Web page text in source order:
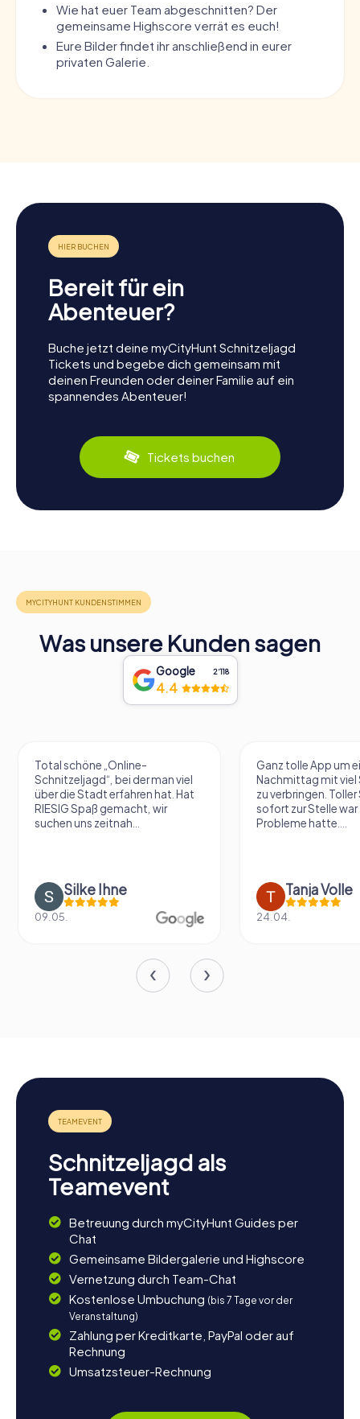
Wie hat euer Team abgeschnitten? Der
gemeinsame Highscore verrät es euch!
Eure Bilder findet ihr anschließend in eurer
privaten Galerie.
Bereit für ein
Abenteuer?
Buche jetzt deine myCityHunt Schnitzeljagd
Tickets und begebe dich gemeinsam mit
deinen Freunden oder deiner Familie auf ein
spannendes Abenteuer!
Tickets buchen
Was unsere Kunden sagen
Google 2‘118
4.4
Total schöne „Online-
Schnitzeljagd“, bei der man viel
über die Stadt erfahren hat. Hat
RIESIG Spaß gemacht, wir
suchen uns zeitnah...
Silke Ihne
09.05.
Ganz tolle App um
Nachmittag mit viel
zu verbringen.
sofort zur Stelle war
Probleme hatte....
Tanja Volle
24.04.
Schnitzeljagd als
Teamevent
Betreuung durch myCityHunt Guides per
Chat
Gemeinsame Bildergalerie und Highscore
Vernetzung durch Team-Chat
Kostenlose Umbuchung (bis 7 Tage vor der
Veranstaltung)
Zahlung per Kreditkarte, PayPal oder auf
Rechnung
Umsatzsteuer-Rechnung